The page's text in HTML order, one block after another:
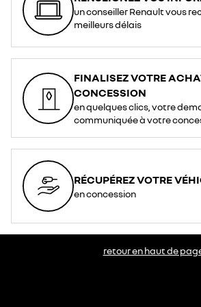
un conseiller Renault vous
meilleurs délais
FINALISEZ VOTRE
CONCESSION
en quelques clics, votre
communiquée à votre
RÉCUPÉREZ VOTRE
en concession
retour en haut de